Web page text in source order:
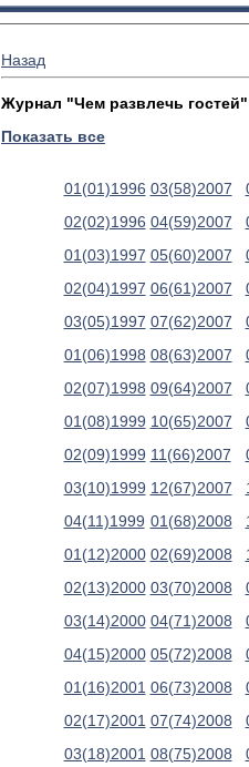
Назад
Журнал "Чем развлечь гостей"
Показать все
01(01)1996
02(02)1996
01(03)1997
02(04)1997
03(05)1997
01(06)1998
02(07)1998
01(08)1999
02(09)1999
03(10)1999
04(11)1999
01(12)2000
02(13)2000
03(14)2000
04(15)2000
01(16)2001
02(17)2001
03(18)2001
03(58)2007
04(59)2007
05(60)2007
06(61)2007
07(62)2007
08(63)2007
09(64)2007
10(65)2007
11(66)2007
12(67)2007
01(68)2008
02(69)2008
03(70)2008
04(71)2008
05(72)2008
06(73)2008
07(74)2008
08(75)2008